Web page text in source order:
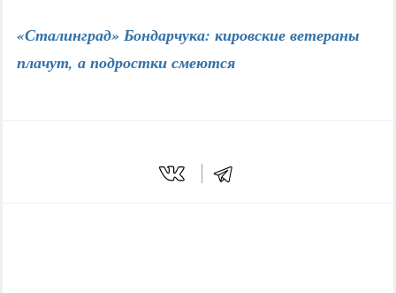
«Сталинград» Бондарчука: кировские ветераны
плачут, а подростки смеются